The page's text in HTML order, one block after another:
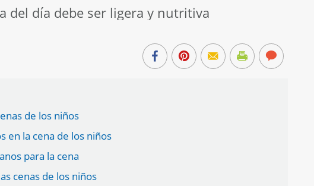
del día debe ser ligera y nutritiva
de los niños
en la cena de los niños
para la cena
cenas de los niños